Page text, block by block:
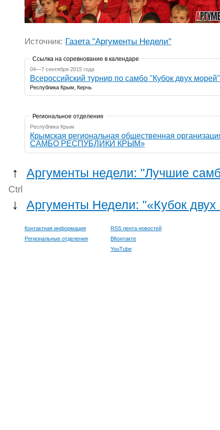
Источник: Газета "Аргументы Недели"
Ссылка на соревнование в календаре
04—7 сентября 2015 года
Всероссийский турнир по самбо "Кубок двух
Республика Крым, Керчь
Региональное отделение
Республика Крым
Крымская региональная общественная
САМБО РЕСПУБЛИКИ КРЫМ»
↑ Аргументы недели: "Лучшие
Ctrl
↓ Аргументы Недели: "«Кубок
Контактная информация
Региональные отделения
RSS лента новостей
ВКонтакте
YouTube